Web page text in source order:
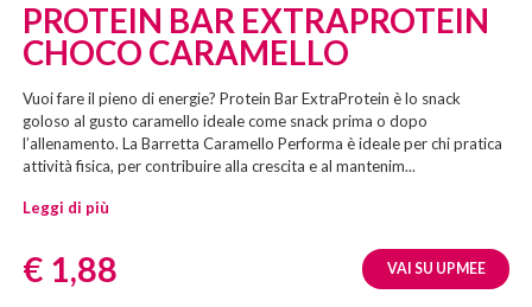
PROTEIN BAR EXTRAPROTEIN
CHOCO CARAMELLO
Vuoi fare il pieno di energie? Protein Bar ExtraProtein è lo snack
goloso al gusto caramello ideale come snack prima o dopo
l’allenamento. La Barretta Caramello Performa è ideale per chi pratica
attività fisica, per contribuire alla crescita e al mantenim...
Leggi di più
Prezzo:
€ 1,88 VAI SU UPMEE